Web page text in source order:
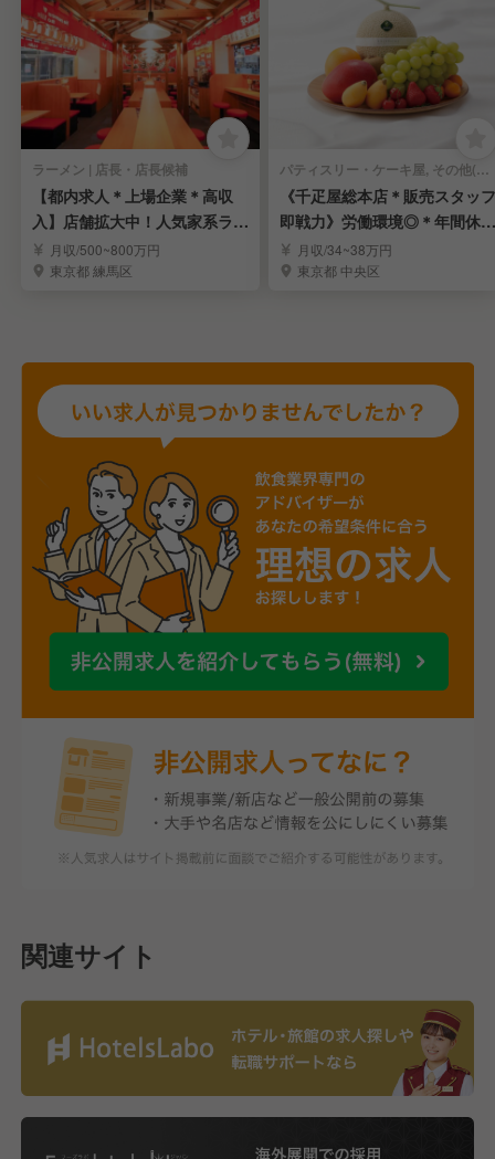
ラーメン | 店長・店長候補
【都内求人＊上場企業＊高収
入】店舗拡大中！人気家系ラー
メン「町田商店」
月収/500~800万円
東京都 練馬区
パティスリー・ケーキ屋, その他(料理ジャンル) | 店長・店長候補
《千疋屋総本店＊販売スタッフ
即戦力》労働環境◎＊年間休1
15日＊賞与年3回
月収/34~38万円
東京都 中央区
関連サイト